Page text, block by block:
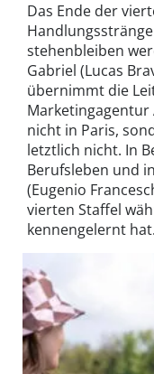
Das Ende der
stehenbleiben
Gabriel (Lucas
übernimmt die
Marketingagentur
nicht in Paris,
letztlich nicht. In
Berufsleben und
(Eugenio
vierten Staffel
kennengelernt hat.